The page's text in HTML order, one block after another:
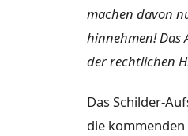
machen davon
hinnehmen! Das
der rechtlichen
Das Schilder-
die